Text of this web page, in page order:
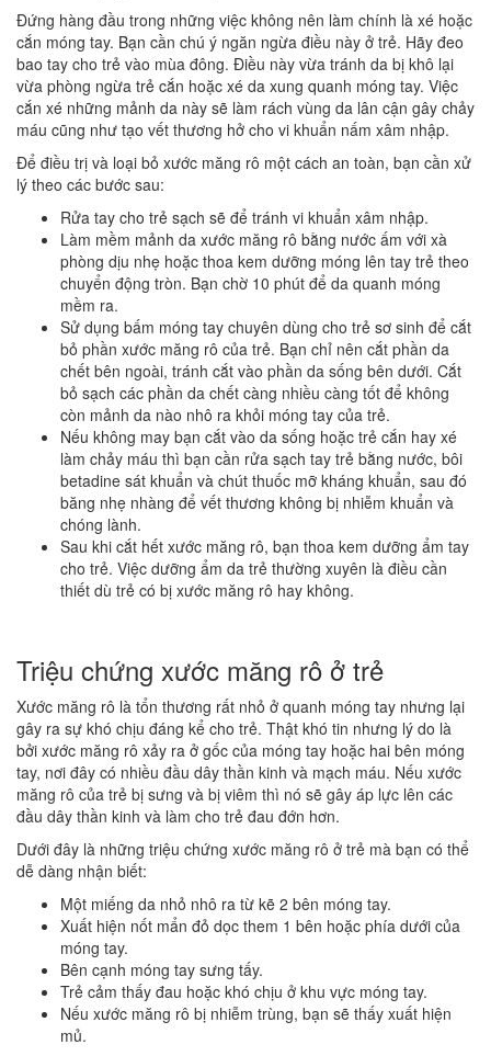
Đứng hàng đầu trong những việc không nên làm chính là xé hoặc
cắn móng tay. Bạn cần chú ý ngăn ngừa điều này ở trẻ. Hãy đeo
bao tay cho trẻ vào mùa đông. Điều này vừa tránh da bị khô lại
vừa phòng ngừa trẻ cắn hoặc xé da xung quanh móng tay. Việc
cắn xé những mảnh da này sẽ làm rách vùng da lân cận gây chảy
máu cũng như tạo vết thương hở cho vi khuẩn nấm xâm nhập.
Để điều trị và loại bỏ xước măng rô một cách an toàn, bạn cần xử
lý theo các bước sau:
Rửa tay cho trẻ sạch sẽ để tránh vi khuẩn xâm nhập.
Làm mềm mảnh da xước măng rô bằng nước ấm với xà
phòng dịu nhẹ hoặc thoa kem dưỡng móng lên tay trẻ theo
chuyển động tròn. Bạn chờ 10 phút để da quanh móng
mềm ra.
Sử dụng bấm móng tay chuyên dùng cho trẻ sơ sinh để cắt
bỏ phần xước măng rô của trẻ. Bạn chỉ nên cắt phần da
chết bên ngoài, tránh cắt vào phần da sống bên dưới. Cắt
bỏ sạch các phần da chết càng nhiều càng tốt để không
còn mảnh da nào nhô ra khỏi móng tay của trẻ.
Nếu không may bạn cắt vào da sống hoặc trẻ cắn hay xé
làm chảy máu thì bạn cần rửa sạch tay trẻ bằng nước, bôi
betadine sát khuẩn và chút thuốc mỡ kháng khuẩn, sau đó
băng nhẹ nhàng để vết thương không bị nhiễm khuẩn và
chóng lành.
Sau khi cắt hết xước măng rô, bạn thoa kem dưỡng ẩm tay
cho trẻ. Việc dưỡng ẩm da trẻ thường xuyên là điều cần
thiết dù trẻ có bị xước măng rô hay không.
Triệu chứng xước măng rô ở trẻ
Xước măng rô là tổn thương rất nhỏ ở quanh móng tay nhưng lại
gây ra sự khó chịu đáng kể cho trẻ. Thật khó tin nhưng lý do là
bởi xước măng rô xảy ra ở gốc của móng tay hoặc hai bên móng
tay, nơi đây có nhiều đầu dây thần kinh và mạch máu. Nếu xước
măng rô của trẻ bị sưng và bị viêm thì nó sẽ gây áp lực lên các
đầu dây thần kinh và làm cho trẻ đau đớn hơn.
Dưới đây là những triệu chứng xước măng rô ở trẻ mà bạn có thể
dễ dàng nhận biết:
Một miếng da nhỏ nhô ra từ kẽ 2 bên móng tay.
Xuất hiện nốt mẩn đỏ dọc them 1 bên hoặc phía dưới của
móng tay.
Bên cạnh móng tay sưng tấy.
Trẻ cảm thấy đau hoặc khó chịu ở khu vực móng tay.
Nếu xước măng rô bị nhiễm trùng, bạn sẽ thấy xuất hiện
mủ.